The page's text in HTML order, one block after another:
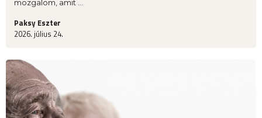
mozgalom, amit ...
Paksy Eszter
2026. július 24.